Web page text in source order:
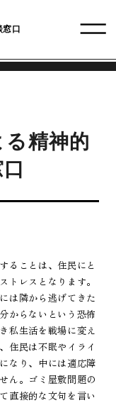
窓口
精神的
ることは、住民にと
トレスとなります。
は隣から逃げてきた
からないという恐怖
私生活を戦場に変え
住民は不眠やイライ
なり、中には適応障
ん。ゴミ屋敷問題の
直接的な文句を言い